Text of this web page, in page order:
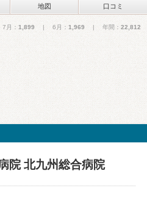
地図 口コミ
月： 1,899 | 6月： 1,969 | 年間： 22,812
院 北九州総合病院